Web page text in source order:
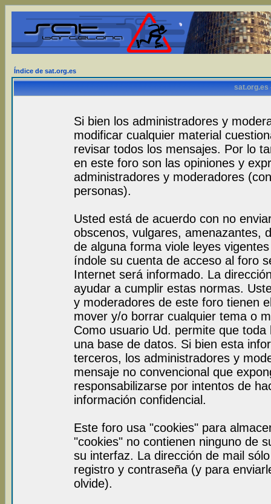
Índice de sat.org.es
sat.org.es
Si bien los administradores y
modificar cualquier material
revisar todos los mensajes. Por lo
en este foro son las opiniones y
administradores y moderadores
personas).
Usted está de acuerdo con no
obscenos, vulgares, amenazantes,
de alguna forma viole leyes
índole su cuenta de acceso al foro
Internet será informado. La
ayudar a cumplir estas normas.
y moderadores de este foro tienen
mover y/o borrar cualquier tema o
Como usuario Ud. permite que
una base de datos. Si bien esta
terceros, los administradores y
mensaje no convencional que
responsabilizarse por intentos de
información confidencial.
Este foro usa "cookies" para
"cookies" no contienen ninguno de
su interfaz. La dirección de mail
registro y contraseña (y para
olvide).